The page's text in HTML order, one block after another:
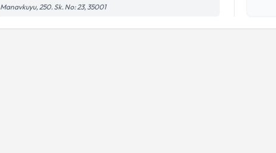
Manavkuyu, 250. Sk. No: 23, 35001